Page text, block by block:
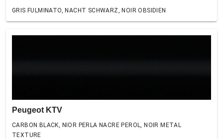
GRIS FULMINATO, NACHT SCHWARZ, NOIR OBSIDIEN
Peugeot KTV
CARBON BLACK, NIOR PERLA NACRE PEROL, NOIR METAL
TEXTURE